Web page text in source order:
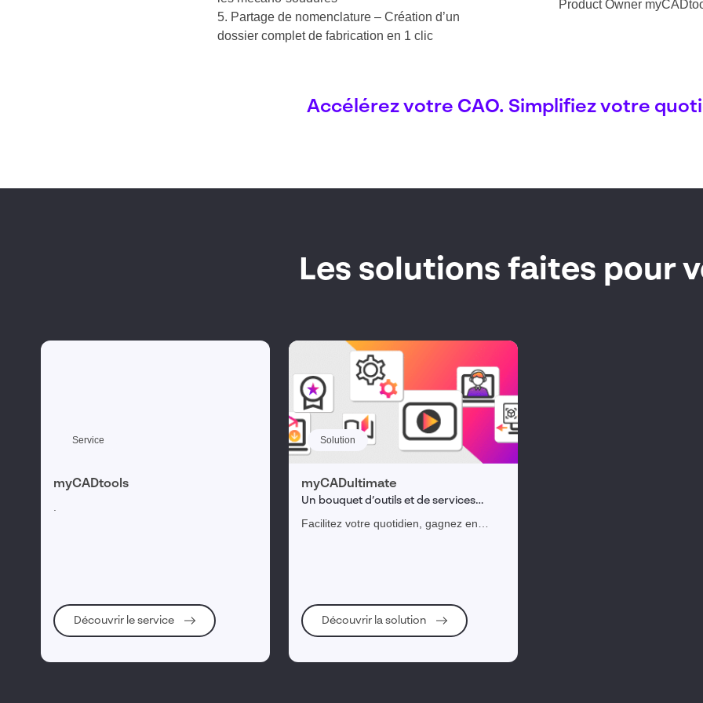
Partage de nomenclature – Création d’un
dossier complet de fabrication en 1 clic
Product Owner
Accélérez votre CAO. Simplifiez votre
Les solutions faites pour
Service
myCADtools
.
Découvrir le service
Solution
myCADultimate
Un bouquet d’outils et de services
complet pour vous accompagner et
Facilitez votre quotidien, gagnez en
Découvrir la solution